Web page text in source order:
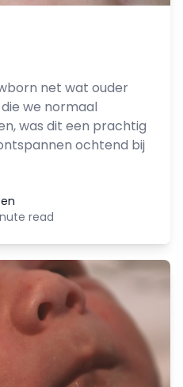
net wat ouder
we normaal
was dit een prachtig
ochtend bij
read